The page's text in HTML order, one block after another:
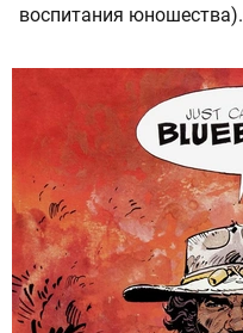
воспитания юношества).